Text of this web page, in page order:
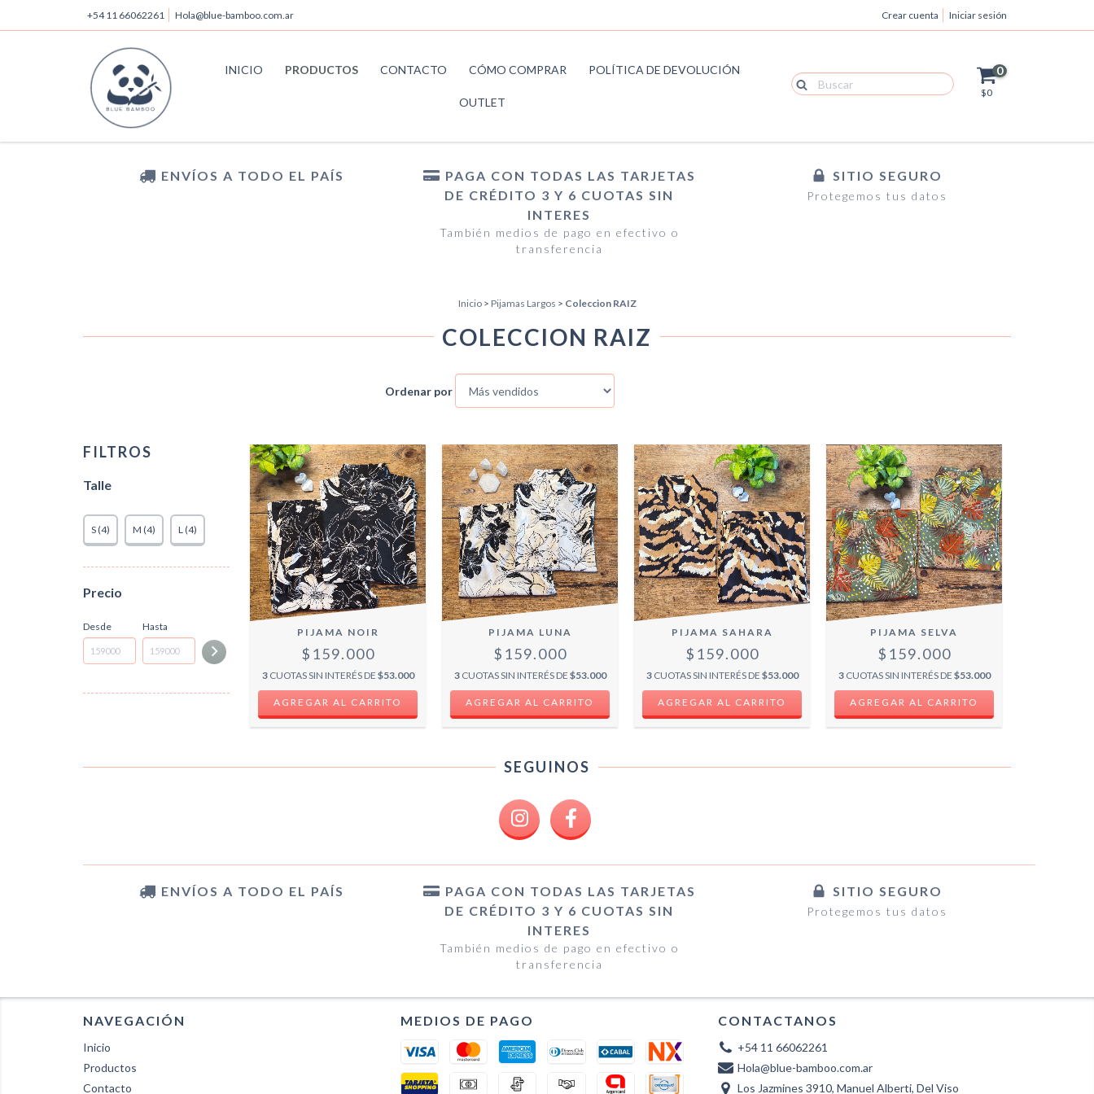
+54 11 66062261 Hola@blue-bamboo.com.ar Crear cuenta Iniciar sesión
INICIO PRODUCTOS CONTACTO CÓMO COMPRAR POLÍTICA DE DEVOLUCIÓN
OUTLET
0
$0
ENVÍOS A TODO EL PAÍS
PAGA CON TODAS LAS TARJETAS
DE CRÉDITO 3 Y 6 CUOTAS SIN
INTERES
También medios de pago en efectivo o
transferencia
SITIO SEGURO
Protegemos tus datos
Inicio > Pijamas Largos > Coleccion RAIZ
COLECCION RAIZ
Ordenar por
FILTROS
Talle
S (4) M (4) L (4)
Precio
Desde Hasta PIJAMA NOIR
$159.000
3 CUOTAS SIN INTERÉS DE $53.000
AGREGAR AL CARRITO
PIJAMA LUNA
$159.000
3 CUOTAS SIN INTERÉS DE $53.000
AGREGAR AL CARRITO
PIJAMA SAHARA
$159.000
3 CUOTAS SIN INTERÉS DE $53.000
AGREGAR AL CARRITO
PIJAMA SELVA
$159.000
3 CUOTAS SIN INTERÉS DE $53.000
AGREGAR AL CARRITO
SEGUINOS
ENVÍOS A TODO EL PAÍS
PAGA CON TODAS LAS TARJETAS
DE CRÉDITO 3 Y 6 CUOTAS SIN
INTERES
También medios de pago en efectivo o
transferencia
SITIO SEGURO
Protegemos tus datos
NAVEGACIÓN
Inicio
Productos
Contacto
MEDIOS DE PAGO CONTACTANOS
+54 11 66062261
Hola@blue-bamboo.com.ar
Los Jazmines 3910, Manuel Alberti, Del Viso